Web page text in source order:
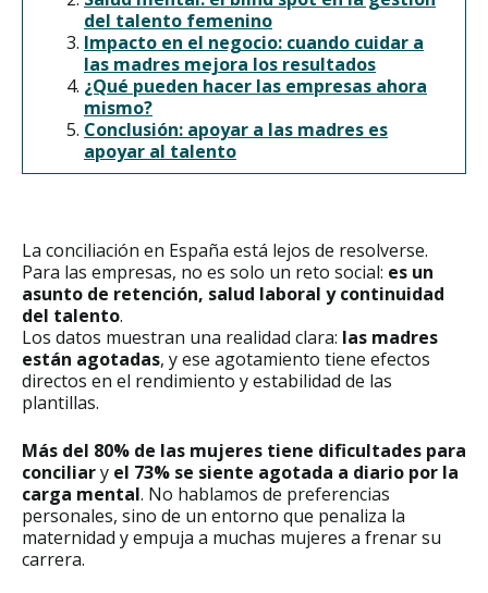
del talento femenino
Impacto en el negocio: cuando cuidar a
las madres mejora los resultados
¿Qué pueden hacer las empresas ahora
mismo?
Conclusión: apoyar a las madres es
apoyar al talento
La conciliación en España está lejos de resolverse.
Para las empresas, no es solo un reto social: es un
asunto de retención, salud laboral y continuidad
del talento.
Los datos muestran una realidad clara: las madres
están agotadas, y ese agotamiento tiene efectos
directos en el rendimiento y estabilidad de las
plantillas.
Más del 80% de las mujeres tiene dificultades para
conciliary el 73% se siente agotada a diario por la
carga mental. No hablamos de preferencias
personales, sino de un entorno que penaliza la
maternidad y empuja a muchas mujeres a frenar su
carrera.